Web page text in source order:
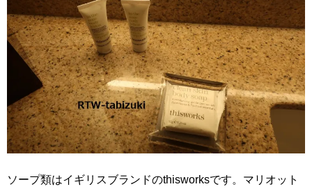
ソープ類はイギリスブランドのthisworksです。マリオット